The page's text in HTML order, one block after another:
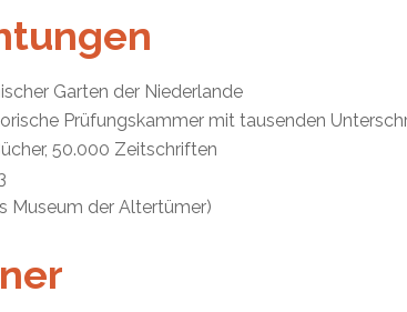
Garten der Niederlande
Prüfungskammer mit tausenden
50.000 Zeitschriften
Museum der Altertümer)